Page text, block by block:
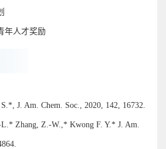
年人才奖励
J. Am. Chem. Soc., 2020, 142, 16732.
Zhang, Z.-W.,* Kwong F. Y.* J. Am.